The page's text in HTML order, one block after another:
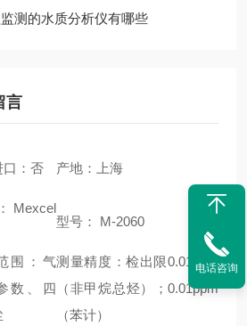
测的水质分析仪有哪些
言
口：否 产地：上海
Mexcel
型号： M-2060
围：气
数、四
测量精度：检出限0.01ppm
（非甲烷总烃）；0.01ppm
（苯计）
电话咨询